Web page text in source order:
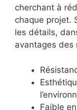
cherchant à
chaque projet.
les détails,
avantages des
Faible